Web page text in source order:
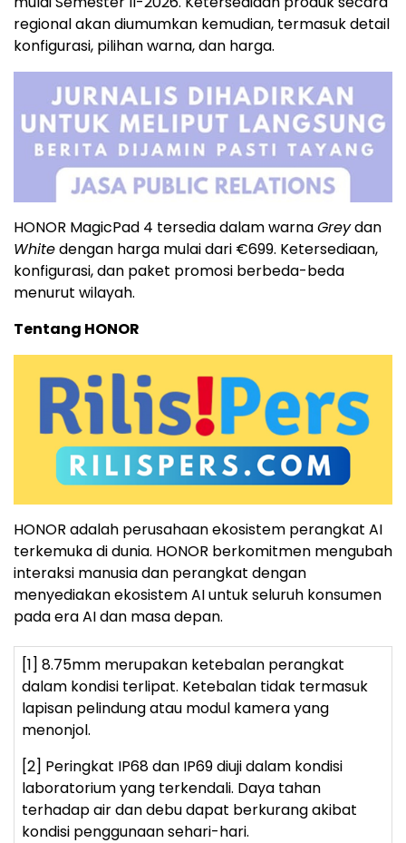
regional akan diumumkan kemudian, termasuk detail
konfigurasi, pilihan warna, dan harga.
HONOR MagicPad 4 tersedia dalam warnaGreydan
Whitedengan harga mulai dari €699. Ketersediaan,
konfigurasi, dan paket promosi berbeda-beda
menurut wilayah.
Tentang HONOR
HONOR adalah perusahaan ekosistem perangkat AI
terkemuka di dunia. HONOR berkomitmen mengubah
interaksi manusia dan perangkat dengan
menyediakan ekosistem AI untuk seluruh konsumen
pada era AI dan masa depan.
[1] 8.75mm merupakan ketebalan perangkat
dalam kondisi terlipat. Ketebalan tidak termasuk
lapisan pelindung atau modul kamera yang
menonjol.
[2] Peringkat IP68 dan IP69 diuji dalam kondisi
laboratorium yang terkendali. Daya tahan
terhadap air dan debu dapat berkurang akibat
kondisi penggunaan sehari-hari.